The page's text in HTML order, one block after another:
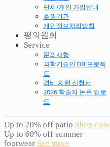
단체/개인 가입안내
후원기관
개인정보처리방침
평의원회
Service
문의사항
과학기술인 DB 프로젝
트
경비 지원 신청서
2026 학술지 논문 업로
드
Up to 20% off patio Shop now
Up to 60% off summer
footwear See more